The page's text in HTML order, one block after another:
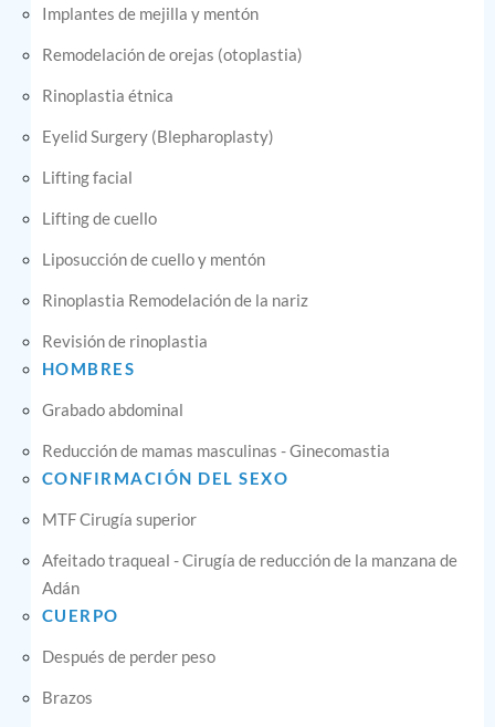
Implantes de mejilla y mentón
Remodelación de orejas (otoplastia)
Rinoplastia étnica
Eyelid Surgery (Blepharoplasty)
Lifting facial
Lifting de cuello
Liposucción de cuello y mentón
Rinoplastia Remodelación de la nariz
Revisión de rinoplastia
HOMBRES
Grabado abdominal
Reducción de mamas masculinas - Ginecomastia
CONFIRMACIÓN DEL SEXO
MTF Cirugía superior
Afeitado traqueal - Cirugía de reducción de la manzana de
Adán
CUERPO
Después de perder peso
Brazos